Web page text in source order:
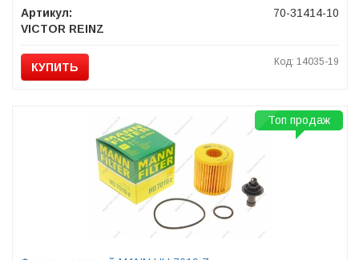
Артикул:
70-31414-10
VICTOR REINZ
КУПИТЬ Код: 14035-19
Топ продаж